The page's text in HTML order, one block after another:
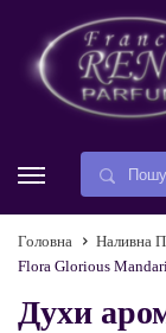
Головна Наливна
Flora Glorious
Духи